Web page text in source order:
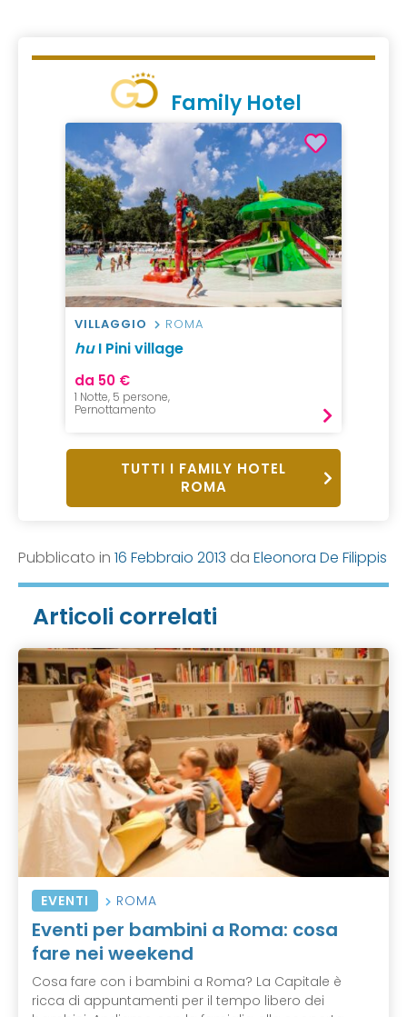
Family Hotel
VILLAGGIO ROMA
huI Pini village
da 50 €
1 Notte, 5 persone,
Pernottamento
TUTTI I FAMILY HOTEL
ROMA
Pubblicato in 16 Febbraio 2013 da Eleonora De Filippis
Articoli correlati
EVENTI ROMA
Eventi per bambini a Roma: cosa
fare nei weekend
Cosa fare con i bambini a Roma? La Capitale è
ricca di appuntamenti per il tempo libero dei